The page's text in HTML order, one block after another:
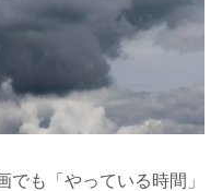
も「やっている時間」